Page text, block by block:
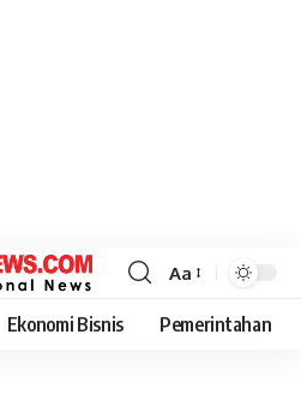
Aa
Ekonomi Bisnis Pemerintahan